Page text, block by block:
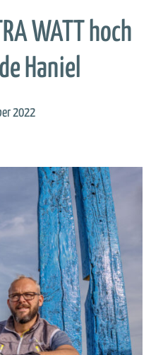
WATT hoch
Haniel
2022